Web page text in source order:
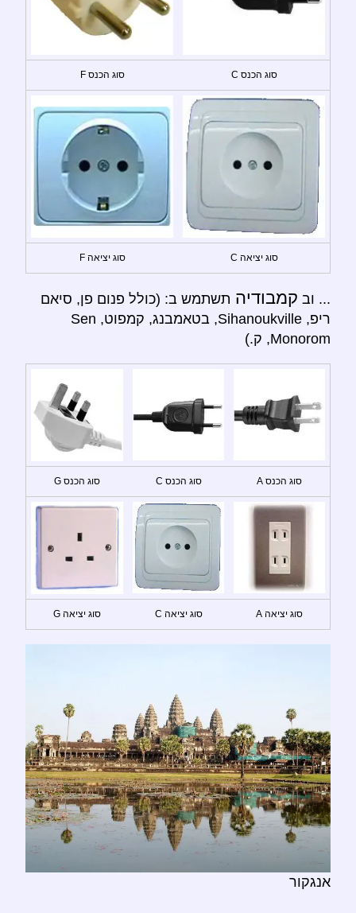
סוג הכנס C סוג הכנס F
סוג יציאה C סוג יציאה F
... וב קמבודיה תשתמש ב: (כולל פנום פן, סיאם
ריפ, Sihanoukville, בטאמבנג, קמפוט, Sen
Monorom, ק.)
סוג הכנס A סוג הכנס C סוג הכנס G
סוג יציאה A סוג יציאה C סוג יציאה G
אנגקור